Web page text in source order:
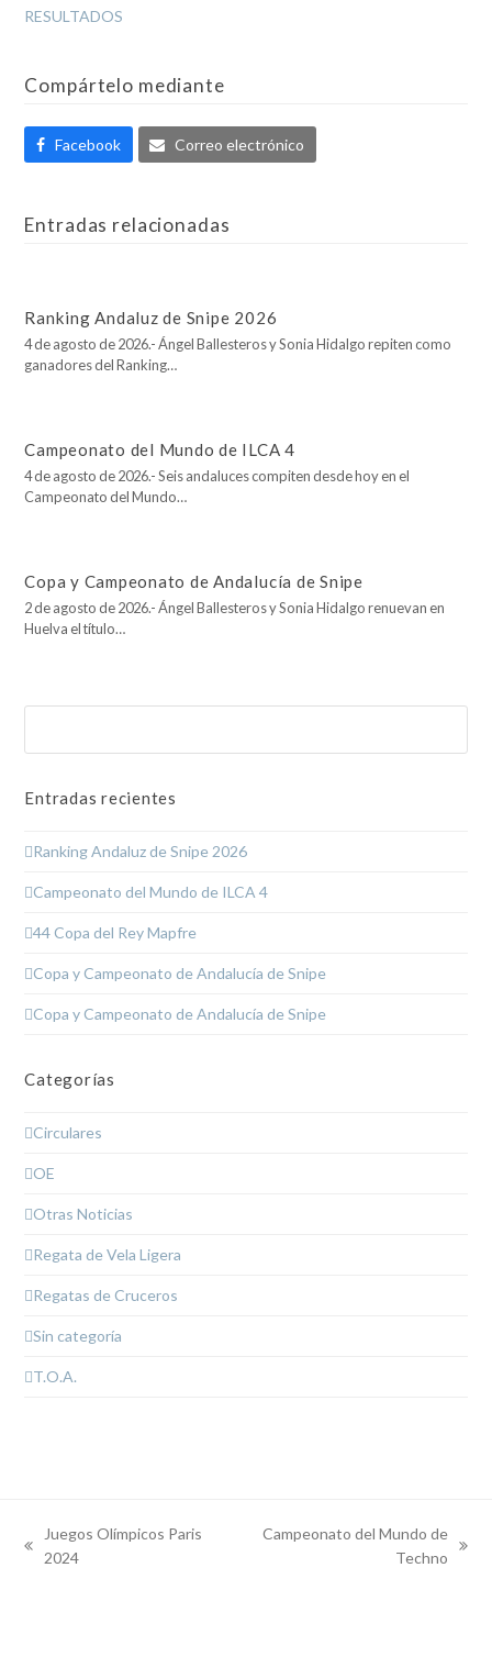
RESULTADOS
Compártelo mediante
Facebook Correo electrónico
Entradas relacionadas
Ranking Andaluz de Snipe 2026
4 de agosto de 2026.- Ángel Ballesteros y Sonia Hidalgo repiten como
ganadores del Ranking…
Campeonato del Mundo de ILCA 4
4 de agosto de 2026.- Seis andaluces compiten desde hoy en el
Campeonato del Mundo…
Copa y Campeonato de Andalucía de Snipe
2 de agosto de 2026.- Ángel Ballesteros y Sonia Hidalgo renuevan en
Huelva el título…
Entradas recientes
Ranking Andaluz de Snipe 2026
Campeonato del Mundo de ILCA 4
44 Copa del Rey Mapfre
Copa y Campeonato de Andalucía de Snipe
Copa y Campeonato de Andalucía de Snipe
Categorías
Circulares
OE
Otras Noticias
Regata de Vela Ligera
Regatas de Cruceros
Sin categoría
T.O.A.
previous
Juegos Olímpicos Paris
2024
Campeonato del Mundo de
Techno